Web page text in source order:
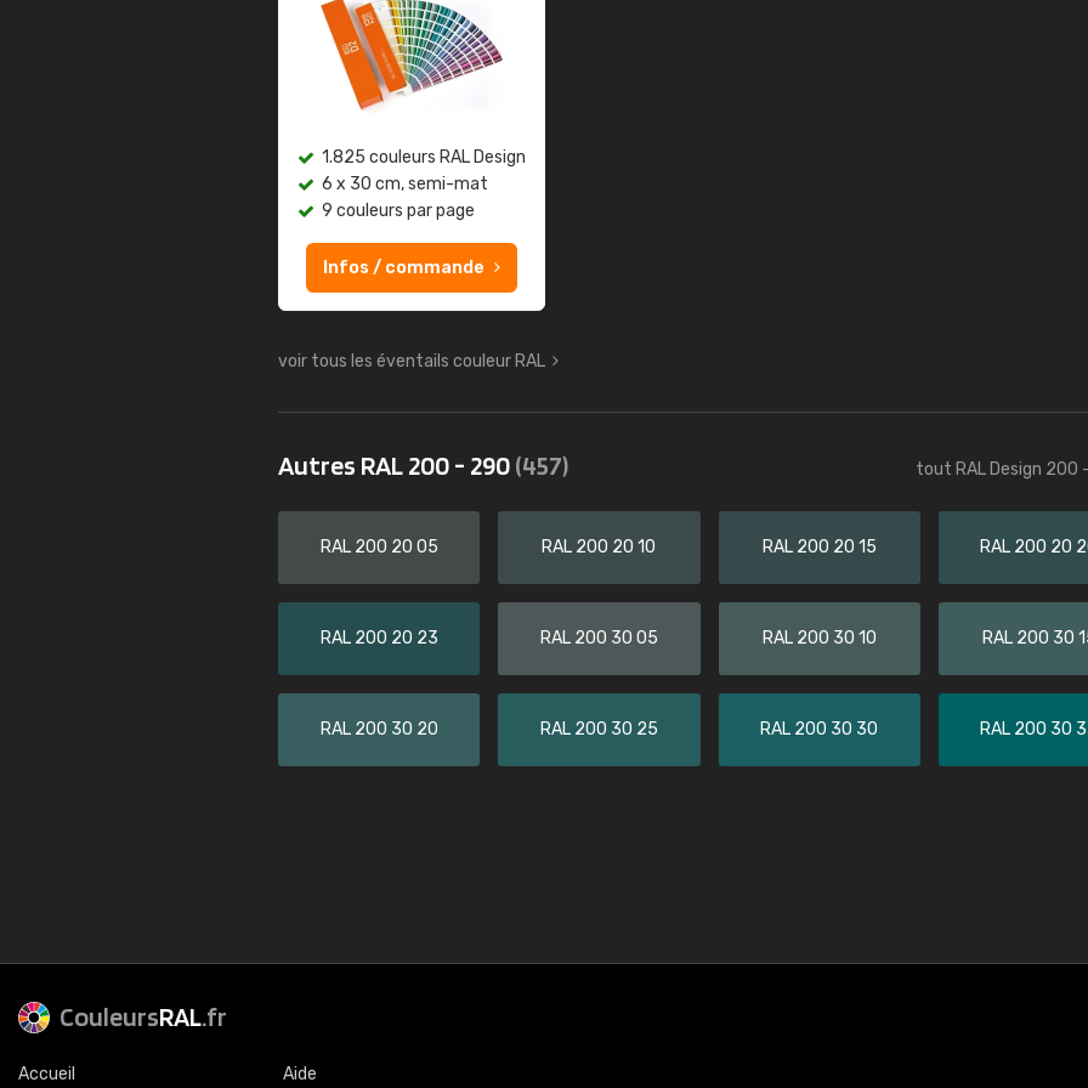
1.825 couleurs RAL Design
6 x 30 cm, semi-mat
9 couleurs par page
Infos / commande
voir tous les éventails couleur RAL
Autres RAL 200 - 290(457) tout RAL Design 200
RAL 200 20 05 RAL 200 20 10 RAL 200 20 15 RAL 200 20
RAL 200 20 23 RAL 200 30 05 RAL 200 30 10 RAL 200 30
RAL 200 30 20 RAL 200 30 25 RAL 200 30 30 RAL 200 30
CouleursRAL.fr
Accueil Aide